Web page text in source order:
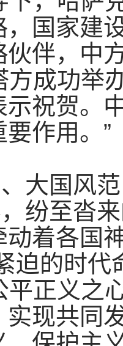
，国家建
伴，中
方成功举
示祝贺。
作用。”
大国风
纷至沓
动着各国
迫的时代
平正义之
实现共同